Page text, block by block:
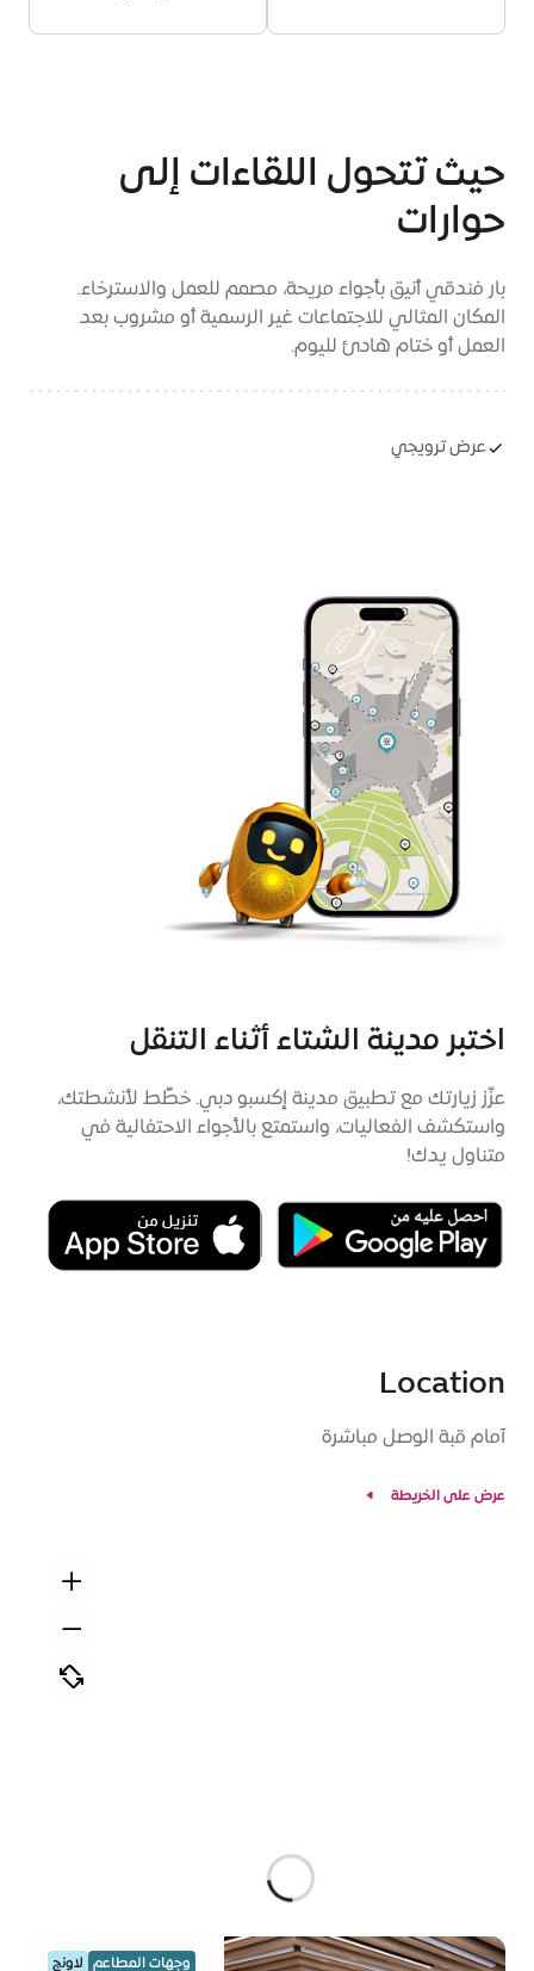
حيث تتحول اللقاءات إلى
حوارات
بار فندقي أنيق بأجواء مريحة، مصمم للعمل والاسترخاء.
المكان المثالي للاجتماعات غير الرسمية أو مشروب بعد
العمل أو ختام هادئ لليوم.
عرض ترويجي
اختبر مدينة الشتاء أثناء التنقل
عزّز زيارتك مع تطبيق مدينة إكسبو دبي. خطِّط لأنشطتك،
واستكشف الفعاليات، واستمتع بالأجواء الاحتفالية في
متناول يدك!
Location
آمام قبة الوصل مباشرة
عرض على الخريطة
وجهات المطاعم لاونج